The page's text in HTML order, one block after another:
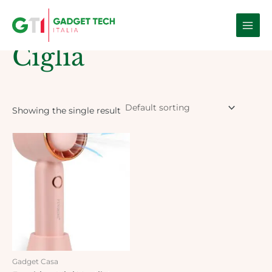
Main
Home / Products tagged “ciglia”
Ciglia
Showing the single result
Gadget Casa